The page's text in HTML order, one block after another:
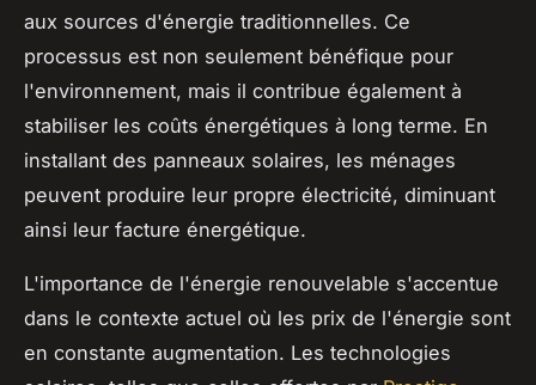
aux sources d'énergie traditionnelles. Ce
processus est non seulement bénéfique pour
l'environnement, mais il contribue également à
stabiliser les coûts énergétiques à long terme. En
installant des panneaux solaires, les ménages
peuvent produire leur propre électricité, diminuant
ainsi leur facture énergétique.
L'importance de l'énergie renouvelable s'accentue
dans le contexte actuel où les prix de l'énergie sont
en constante augmentation. Les technologies